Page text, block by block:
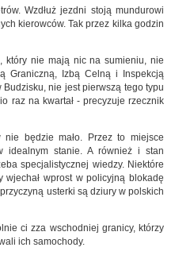
Wzdłuż jezdni stoją mundurowi
kierowców. Tak przez kilka godzin
który nie mają nic na sumieniu, nie
Graniczną, Izbą Celną i Inspekcją
nie jest pierwszą tego typu
raz na kwartał - precyzuje rzecznik
będzie mało. Przez to miejsce
idealnym stanie. A również i stan
specjalistycznej wiedzy. Niektóre
wjechał wprost w policyjną blokadę
usterki są dziury w polskich
ci zza wschodniej granicy, którzy
ich samochody.